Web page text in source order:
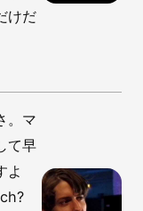
けだ
。マ
て早
よ